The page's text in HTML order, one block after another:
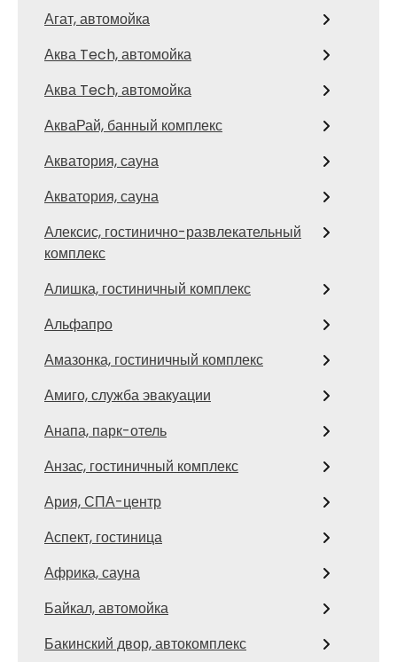
Агат, автомойка
Аква Tech, автомойка
Аква Tech, автомойка
АкваРай, банный комплекс
Акватория, сауна
Акватория, сауна
Алексис, гостинично-развлекательный
комплекс
Алишка, гостиничный комплекс
Альфапро
Амазонка, гостиничный комплекс
Амиго, служба эвакуации
Анапа, парк-отель
Анзас, гостиничный комплекс
Ария, СПА-центр
Аспект, гостиница
Африка, сауна
Байкал, автомойка
Бакинский двор, автокомплекс